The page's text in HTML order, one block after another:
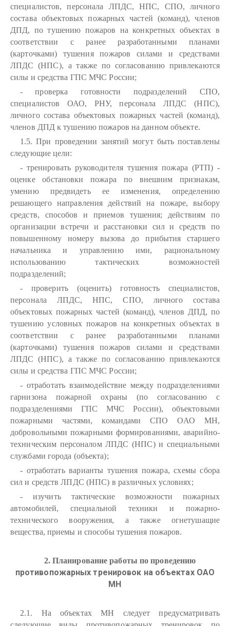
специалистов, персонала ЛПДС, НПС, СПО, личного
состава объектовых пожарных частей (команд), членов
ДПД, по тушению пожаров на конкретных объектах в
соответствии с ранее разработанными планами
(карточками) тушения пожаров силами и средствами
ЛПДС (НПС), а также по согласованию привлекаются
силы и средства ГПС МЧС России;
- проверка готовности подразделений СПО,
специалистов ОАО, РНУ, персонала ЛПДС (НПС),
личного состава объектовых пожарных частей (команд),
членов ДПД к тушению пожаров на данном объекте.
1.5. При проведении занятий могут быть поставлены
следующие цели:
- тренировать руководителя тушения пожара (РТП) -
оценке обстановки пожара по внешним признакам,
умению предвидеть ее изменения, определению
решающего направления действий на пожаре, выбору
средств, способов и приемов тушения; действиям по
организации встречи и расстановки сил и средств по
повышенному номеру вызова до прибытия старшего
начальника и управлению ими, рациональному
использованию тактических возможностей
подразделений;
- проверить (оценить) готовность специалистов,
персонала ЛПДС, НПС, СПО, личного состава
объектовых пожарных частей (команд), членов ДПД, по
тушению условных пожаров на конкретных объектах в
соответствии с ранее разработанными планами
(карточками) тушения пожаров силами и средствами
ЛПДС (НПС), а также по согласованию привлекаются
силы и средства ГПС МЧС России;
- отработать взаимодействие между подразделениями
гарнизона пожарной охраны (по согласованию с
подразделениями ГПС МЧС России), объектовыми
пожарными частями, командами СПО ОАО МН,
добровольными пожарными формированиями, аварийно-
техническим персоналом ЛПДС (НПС) и специальными
службами города (объекта);
- отработать варианты тушения пожара, схемы сбора
сил и средств ЛПДС (НПС) в различных условиях;
- изучить тактические возможности пожарных
автомобилей, специальной техники и пожарно-
технического вооружения, а также огнетушащие
вещества, приемы и способы тушения пожаров.
2. Планирование работы по проведению
противопожарных тренировок на объектах ОАО
МН
2.1. На объектах МН следует предусматривать